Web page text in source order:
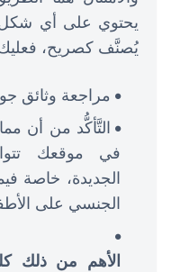
يحتوي على أي
يُصنَّف كصريح، فعليك
مراجعة وثائق
التَّأكُّد من أن
في موقعك
الجديدة، خاصة
الجنسي على
الأهم من ذلك